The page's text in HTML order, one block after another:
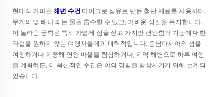
현대식 가파른 해변 수건 마이크로 섬유로 만든 첨단 재료를 사용하며,
무게의 몇 배나 되는 물을 흡수할 수 있고, 가벼운 성질을 유지합니다.
이 놀라운 공학은 특히 가볍게 짐을 싣고 가지만 편안함과 기능에 대한
타협을 원하지 않는 여행자들에게 매력적입니다. 동남아시아의 섬을
여행하거나 지중해 연안 마을을 탐험하거나, 지역 해변으로 하루 여행
을 계획하든, 이 혁신적인 수건은 야외 경험을 향상시키기 위해 설계되
었습니다.